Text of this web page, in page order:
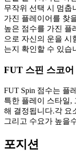
무작위 선택 시 멈춥
가진 플레이어를 찾
높은 점수를 가진 플
으로 자신의 운을 시
는지 확인할 수 있습
FUT 스핀 스코어
FUT Spin 점수는 플
특한 플레이 스타일,
해 결정됩니다.각 요
그리고 수요가 높을
포지션